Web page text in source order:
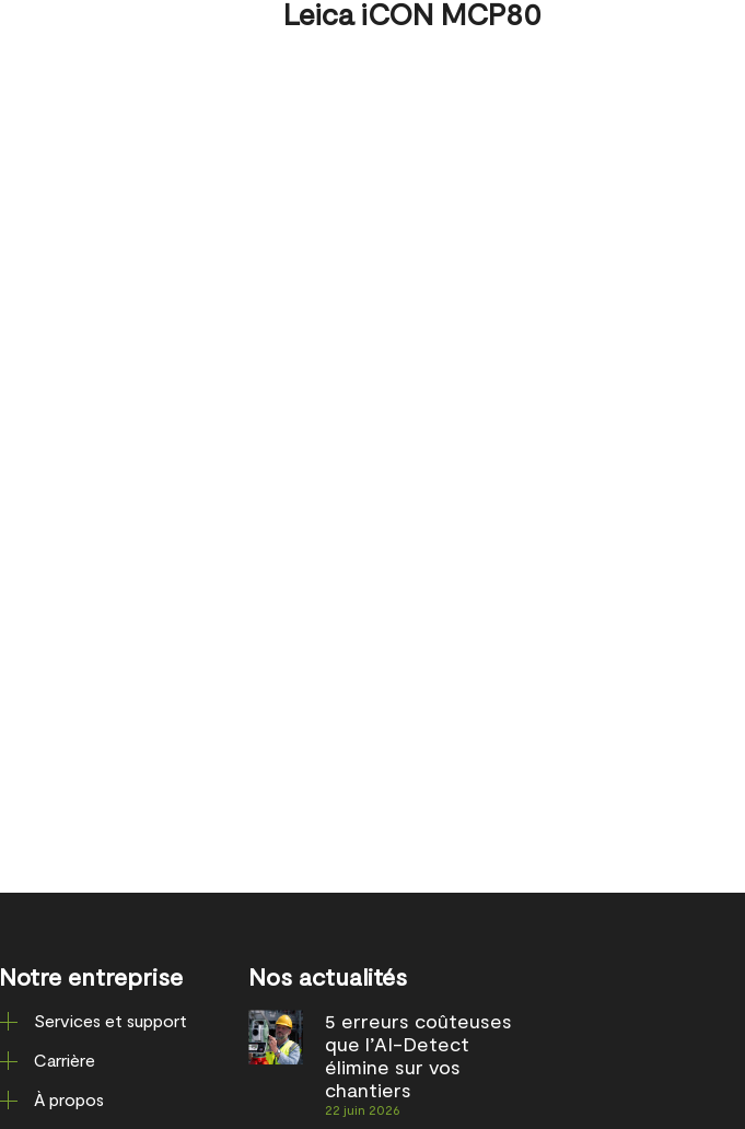
Leica iCON MCP80
Notre entreprise
Services et support
Carrière
À propos
Nos actualités
5 erreurs coûteuses
que l’AI-Detect
élimine sur vos
chantiers
22 juin 2026